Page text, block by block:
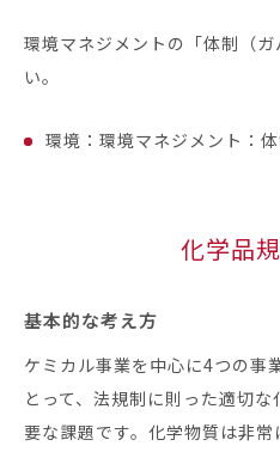
環境マネジメントの「体制（
い。
環境：環境マネジメント：体
化学品
基本的な考え方
ケミカル事業を中心に4つの事
とって、法規制に則った適切
要な課題です。化学物質は非常